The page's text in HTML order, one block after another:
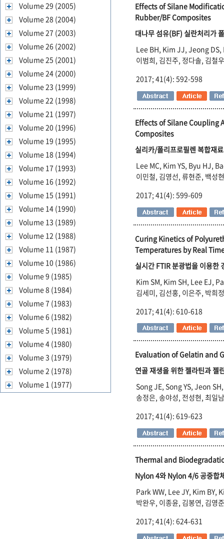
Volume 29 (2005)
Volume 28 (2004)
Volume 27 (2003)
Volume 26 (2002)
Volume 25 (2001)
Volume 24 (2000)
Volume 23 (1999)
Volume 22 (1998)
Volume 21 (1997)
Volume 20 (1996)
Volume 19 (1995)
Volume 18 (1994)
Volume 17 (1993)
Volume 16 (1992)
Volume 15 (1991)
Volume 14 (1990)
Volume 13 (1989)
Volume 12 (1988)
Volume 11 (1987)
Volume 10 (1986)
Volume 9 (1985)
Volume 8 (1984)
Volume 7 (1983)
Volume 6 (1982)
Volume 5 (1981)
Volume 4 (1980)
Volume 3 (1979)
Volume 2 (1978)
Volume 1 (1977)
Effects of Silane
Rubber/BF Composites
대나무 섬유(BF) 실란처리가
Lee BH, Kim JJ, Jeong DS,
이범희, 김진주, 정다솔, 김철
2017; 41(4): 592-598
Effects of Silane Coupling
Composites
실리카/폴리프로필렌 복합재
Lee MC, Kim YS, Byu HJ,
이민철, 김영선, 류현준, 백성
2017; 41(4): 599-609
Curing Kinetics of
Temperatures by Real
실시간 FTIR 분광법을 이용한
Kim SM, Kim SH, Lee EJ,
김세미, 김선홍, 이은주, 박희
2017; 41(4): 610-618
Evaluation of Gelatin and
연골 재생을 위한 젤라틴과 젤
Song JE, Song YS, Jeon
송정은, 송야성, 전성현, 최일
2017; 41(4): 619-623
Thermal and
Nylon 4와 Nylon 4/6 공중합
Park WW, Lee JY, Kim BY,
박완우, 이종윤, 김봉연, 김영
2017; 41(4): 624-631